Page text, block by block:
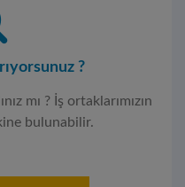
?
mı ? İş ortaklarımızın
bulunabilir.